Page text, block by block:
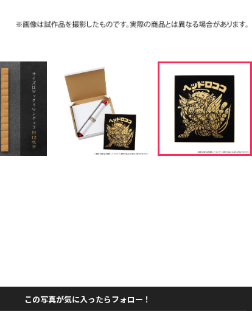
この写真が気に入ったらフォロー！